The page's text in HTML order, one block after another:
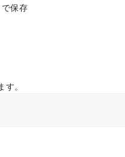
保存
。